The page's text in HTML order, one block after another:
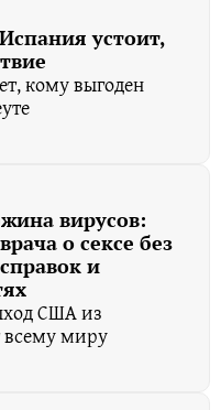
устоит,
кому выгоден
вирусов:
о сексе без
и
США из
миру